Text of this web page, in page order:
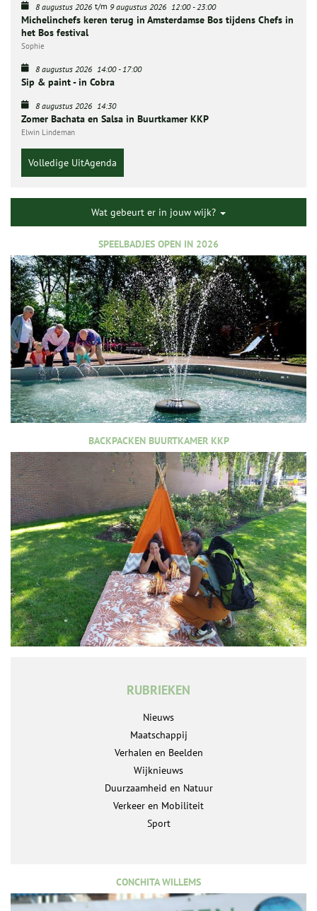
8 augustus 2026 t/m 9 augustus 2026 12:00-23:00
Michelinchefs keren terug in Amsterdamse Bos tijdens Chefs in
het Bos festival
Sophie
8 augustus 2026 14:00-17:00
Sip & paint - in Cobra
8 augustus 2026 14:30
Zomer Bachata en Salsa in Buurtkamer KKP
Elwin Lindeman
Volledige UitAgenda
Wat gebeurt er in jouw wijk?
SPEELBADJES OPEN IN 2026
BACKPACKEN BUURTKAMER KKP
RUBRIEKEN
Nieuws
Maatschappij
Verhalen en Beelden
Wijknieuws
Duurzaamheid en Natuur
Verkeer en Mobiliteit
Sport
CONCHITA WILLEMS